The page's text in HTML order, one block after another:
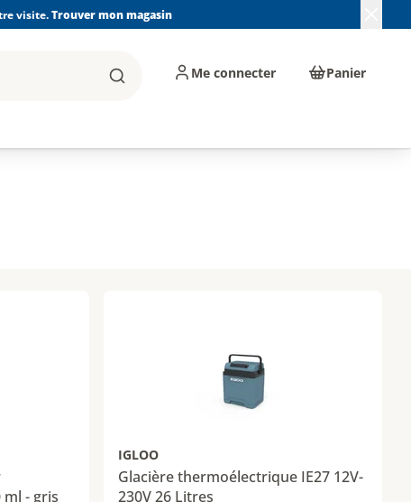
visite.Trouver mon magasin
Rechercher
Me connecter Panier
- gris
IGLOO
Glacière thermoélectrique IE27 12V-
230V 26 Litres